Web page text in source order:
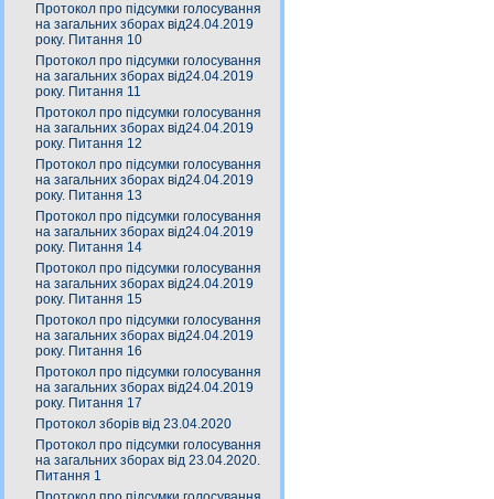
Протокол про підсумки голосування
на загальних зборах від24.04.2019
року. Питання 10
Протокол про підсумки голосування
на загальних зборах від24.04.2019
року. Питання 11
Протокол про підсумки голосування
на загальних зборах від24.04.2019
року. Питання 12
Протокол про підсумки голосування
на загальних зборах від24.04.2019
року. Питання 13
Протокол про підсумки голосування
на загальних зборах від24.04.2019
року. Питання 14
Протокол про підсумки голосування
на загальних зборах від24.04.2019
року. Питання 15
Протокол про підсумки голосування
на загальних зборах від24.04.2019
року. Питання 16
Протокол про підсумки голосування
на загальних зборах від24.04.2019
року. Питання 17
Протокол зборів від 23.04.2020
Протокол про підсумки голосування
на загальних зборах від 23.04.2020.
Питання 1